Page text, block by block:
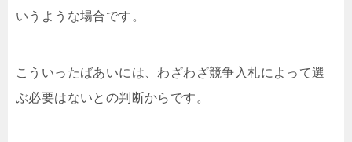
いうような場合です。
こういったばあいには、わざわざ競争入札によって選
ぶ必要はないとの判断からです。